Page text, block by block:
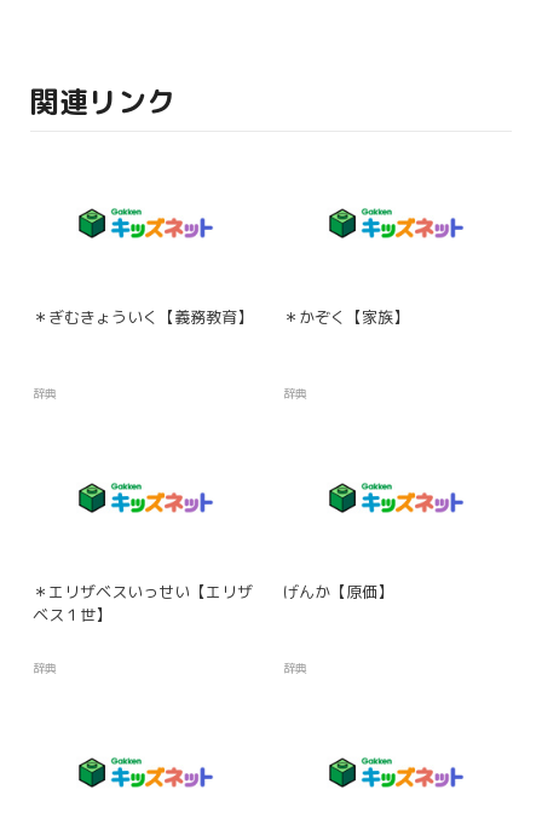
関連リンク
＊ぎむきょういく【義務教育】
辞典
＊かぞく【家族】
辞典
＊エリザベスいっせい【エリザ
ベス１世】
辞典
げんか【原価】
辞典